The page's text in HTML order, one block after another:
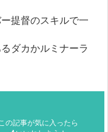
提督のスキルで一
ダカかルミナーラ
この記事が気に入ったら